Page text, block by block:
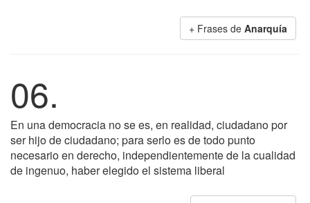
+ Frases de Anarquía
06.
En una democracia no se es, en realidad, ciudadano por
ser hijo de ciudadano; para serlo es de todo punto
necesario en derecho, independientemente de la cualidad
de ingenuo, haber elegido el sistema liberal